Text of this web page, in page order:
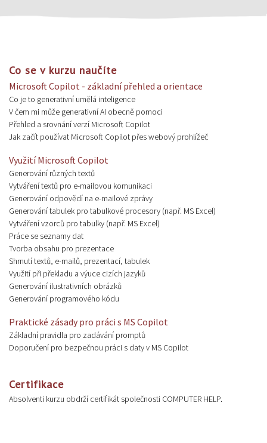
Co se v kurzu naučíte
Microsoft Copilot - základní přehled a orientace
Co je to generativní umělá inteligence
V čem mi může generativní AI obecně pomoci
Přehled a srovnání verzí Microsoft Copilot
Jak začít používat Microsoft Copilot přes webový prohlížeč
Využití Microsoft Copilot
Generování různých textů
Vytváření textů pro e-mailovou komunikaci
Generování odpovědí na e-mailové zprávy
Generování tabulek pro tabulkové procesory (např. MS Excel)
Vytváření vzorců pro tabulky (např. MS Excel)
Práce se seznamy dat
Tvorba obsahu pro prezentace
Shrnutí textů, e-mailů, prezentací, tabulek
Využití při překladu a výuce cizích jazyků
Generování ilustrativních obrázků
Generování programového kódu
Praktické zásady pro práci s MS Copilot
Základní pravidla pro zadávání promptů
Doporučení pro bezpečnou práci s daty v MS Copilot
Certifikace
Absolventi kurzu obdrží certifikát společnosti COMPUTER HELP.